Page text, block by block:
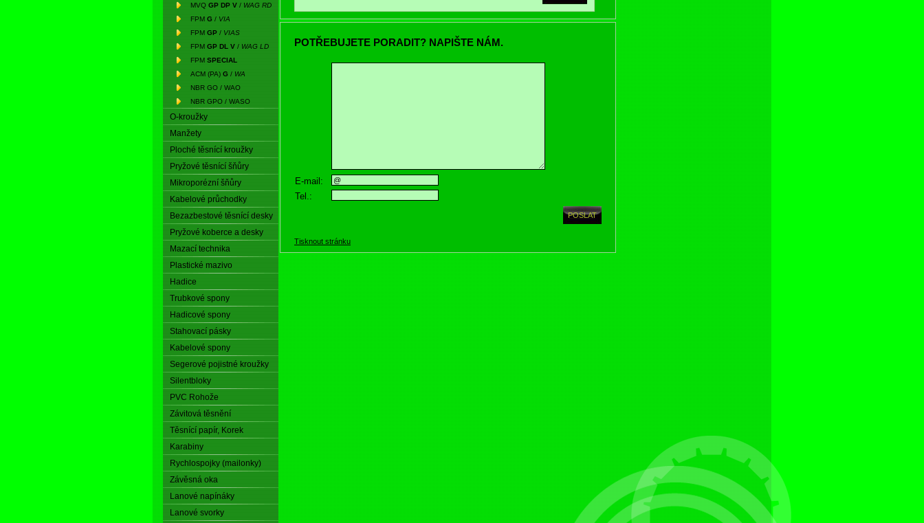
MVQ GP DP V / WAG RD
FPM G / VIA
FPM GP / VIAS
FPM GP DL V / WAG LD
FPM SPECIAL
ACM (PA) G / WA
NBR GO / WAO
NBR GPO / WASO
O-kroužky
Manžety
Ploché těsnící kroužky
Pryžové těsnící šňůry
Mikroporézní šňůry
Kabelové průchodky
Bezazbestové těsnící desky
Pryžové koberce a desky
Mazací technika
Plastické mazivo
Hadice
Trubkové spony
Hadicové spony
Stahovací pásky
Kabelové spony
Segerové pojistné kroužky
Silentbloky
PVC Rohože
Závitová těsnění
Těsnící papír, Korek
Karabiny
Rychlospojky (mailonky)
Závěsná oka
Lanové napínáky
Lanové svorky
POTŘEBUJETE PORADIT? NAPIŠTE NÁM.
E-mail:
Tel.:
Tisknout stránku